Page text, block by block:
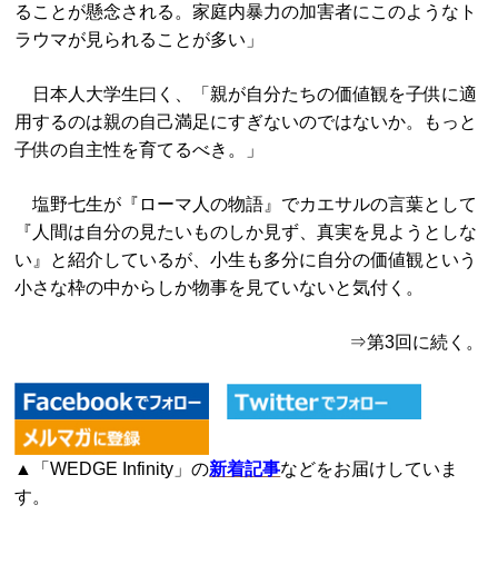
ることが懸念される。家庭内暴力の加害者にこのようなト
ラウマが見られることが多い」
日本人大学生曰く、「親が自分たちの価値観を子供に適
用するのは親の自己満足にすぎないのではないか。もっと
子供の自主性を育てるべき。」
塩野七生が『ローマ人の物語』でカエサルの言葉として
『人間は自分の見たいものしか見ず、真実を見ようとしな
い』と紹介しているが、小生も多分に自分の価値観という
小さな枠の中からしか物事を見ていないと気付く。
⇒第3回に続く。
▲「WEDGE Infinity」の新着記事などをお届けしていま
す。